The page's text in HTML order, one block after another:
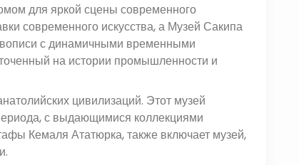
для яркой сцены современного
современного искусства, а Музей Сакипа
с динамичными временными
на истории промышленности и
цивилизаций. Этот музей
с выдающимися коллекциями
Кемаля Ататюрка, также включает музей,